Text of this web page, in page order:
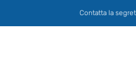
Contatta la